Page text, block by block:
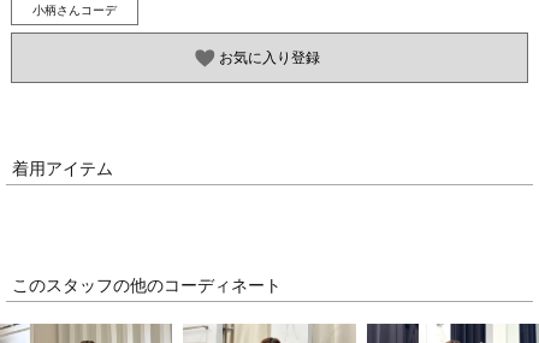
小柄さんコーデ
お気に入り登録
着用アイテム
このスタッフの他のコーディネート